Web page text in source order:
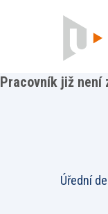
Pracovník již není
Úřední